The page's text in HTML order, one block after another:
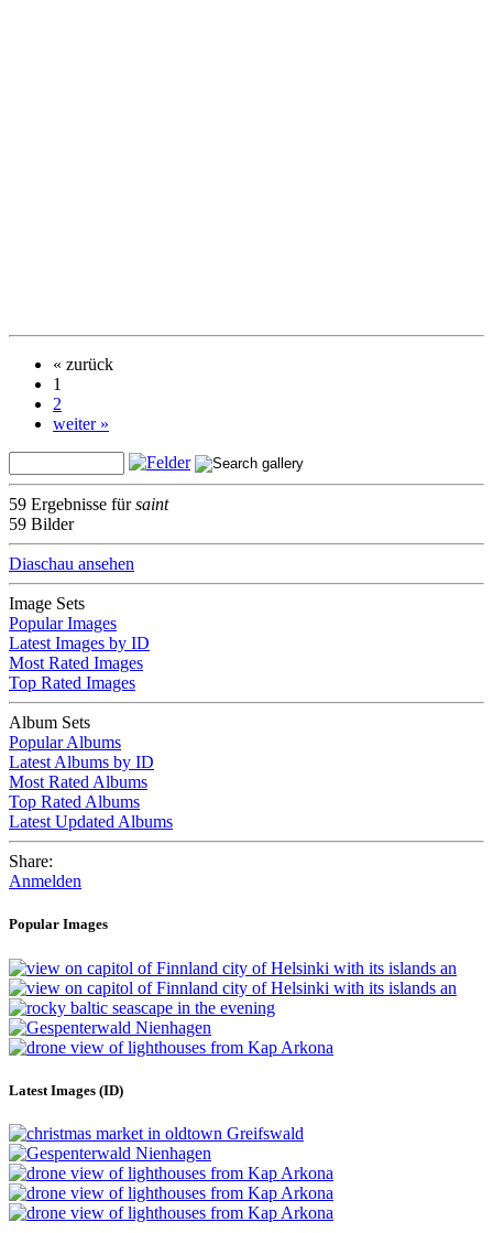
« zurück
1
2
weiter »
59 Ergebnisse fürsaint
59 Bilder
Diaschau ansehen
Image Sets
Popular Images
Latest Images by ID
Most Rated Images
Top Rated Images
Album Sets
Popular Albums
Latest Albums by ID
Most Rated Albums
Top Rated Albums
Latest Updated Albums
Share:
Anmelden
Popular Images
Latest Images (ID)